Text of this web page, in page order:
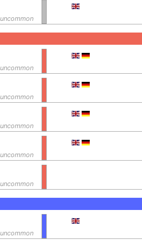
uncommon
uncommon
uncommon
uncommon
uncommon
uncommon
uncommon